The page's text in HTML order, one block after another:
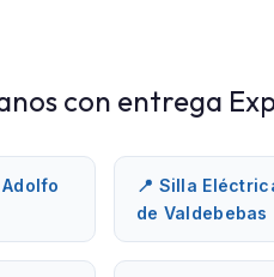
con entrega
📍 Silla
de Valdebebas